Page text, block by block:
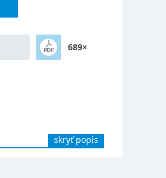
689×
skryť popis